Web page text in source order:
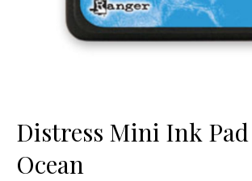
Distress Mini Ink
Ocean